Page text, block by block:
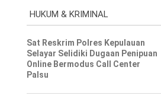
HUKUM & KRIMINAL
Sat Reskrim Polres Kepulauan
Selayar Selidiki Dugaan Penipuan
Online Bermodus Call Center
Palsu